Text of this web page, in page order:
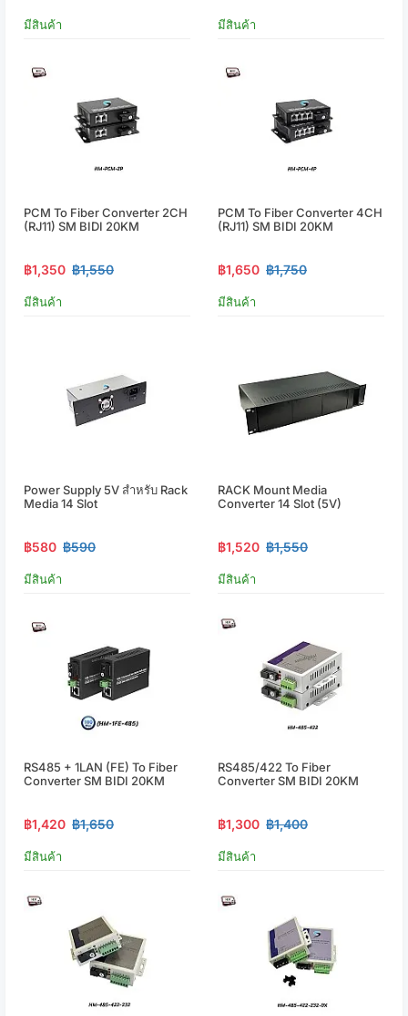
มีสินค้า มีสินค้า
PCM To Fiber Converter 2CH
(RJ11) SM BIDI 20KM
฿1,350 ฿1,550
มีสินค้า
PCM To Fiber Converter 4CH
(RJ11) SM BIDI 20KM
฿1,650 ฿1,750
มีสินค้า
Power Supply 5V สำหรับ Rack
Media 14 Slot
฿580 ฿590
มีสินค้า
RACK Mount Media
Converter 14 Slot (5V)
฿1,520 ฿1,550
มีสินค้า
RS485 + 1LAN (FE) To Fiber
Converter SM BIDI 20KM
฿1,420 ฿1,650
มีสินค้า
RS485/422 To Fiber
Converter SM BIDI 20KM
฿1,300 ฿1,400
มีสินค้า